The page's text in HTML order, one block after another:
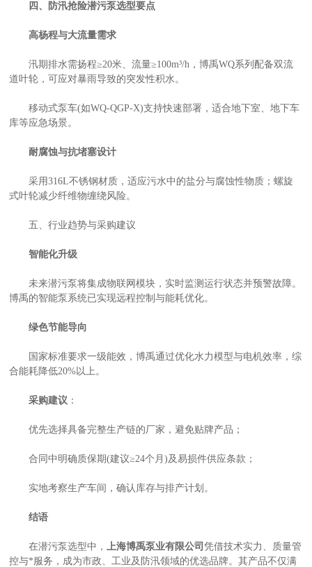
四、防汛抢险潜污泵选型要点
高杨程与大流量需求
汛期排水需扬程≥20米、流量≥100m³/h，博禹WQ系列配备双流
道叶轮，可应对暴雨导致的突发性积水。
移动式泵车(如WQ-QGP-X)支持快速部署，适合地下室、地下车
库等应急场景。
耐腐蚀与抗堵塞设计
采用316L不锈钢材质，适应污水中的盐分与腐蚀性物质；螺旋
式叶轮减少纤维物缠绕风险。
五、行业趋势与采购建议
智能化升级
未来潜污泵将集成物联网模块，实时监测运行状态并预警故障。
博禹的智能泵系统已实现远程控制与能耗优化。
绿色节能导向
国家标准要求一级能效，博禹通过优化水力模型与电机效率，综
合能耗降低20%以上。
采购建议 ：
优先选择具备完整生产链的厂家，避免贴牌产品；
合同中明确质保期(建议≥24个月)及易损件供应条款；
实地考察生产车间，确认库存与排产计划。
结语
在潜污泵选型中，上海博禹泵业有限公司凭借技术实力、质量管
控与*服务，成为市政、工业及防汛领域的优选品牌。其产品不仅满